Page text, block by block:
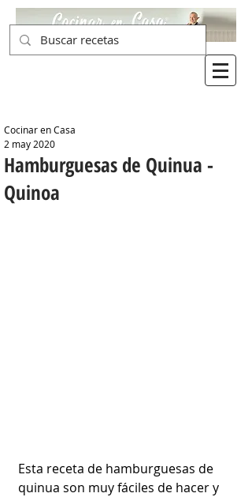
Hamburguesas de Quinua -
Quinoa
Cocinar en Casa
2 may 2020
Esta receta de hamburguesas de
quinua son muy fáciles de hacer y